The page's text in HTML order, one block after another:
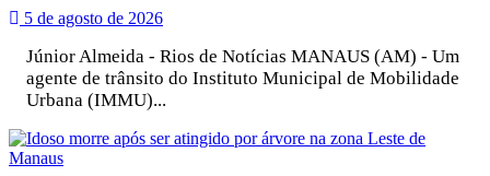
5 de agosto de 2026
Júnior Almeida - Rios de Notícias MANAUS (AM) - Um
agente de trânsito do Instituto Municipal de Mobilidade
Urbana (IMMU)...